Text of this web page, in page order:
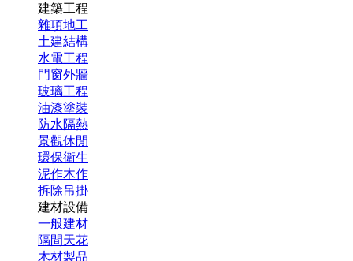
建築工程
雜項地工
土建結構
水電工程
門窗外牆
玻璃工程
油漆塗裝
防水隔熱
景觀休閒
環保衛生
泥作木作
拆除吊掛
建材設備
一般建材
隔間天花
木材製品